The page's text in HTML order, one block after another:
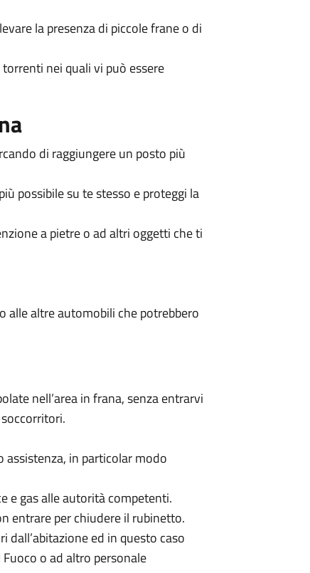
la presenza di piccole frane o di
nei quali vi può essere
di raggiungere un posto più
possibile su te stesso e proteggi la
a pietre o ad altri oggetti che ti
alle altre automobili che potrebbero
nell’area in frana, senza entrarvi
assistenza, in particolar modo
e gas alle autorità competenti.
entrare per chiudere il rubinetto.
ed in questo caso
o ad altro personale